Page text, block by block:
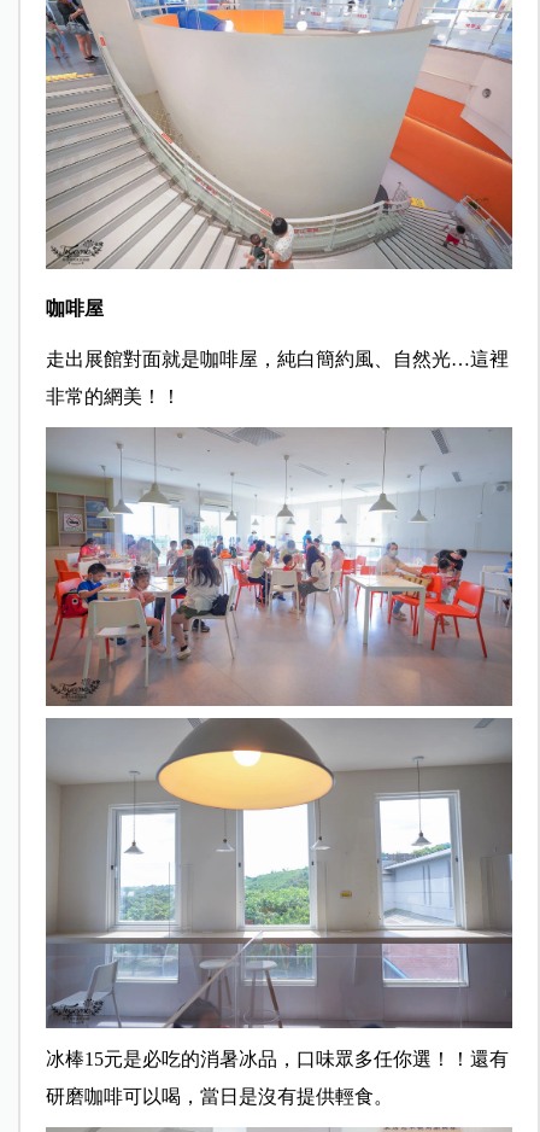
咖啡屋
走出展館對面就是咖啡屋，純白簡約風、自然光…這裡
非常的網美！！
冰棒15元是必吃的消暑冰品，口味眾多任你選！！還有
研磨咖啡可以喝，當日是沒有提供輕食。